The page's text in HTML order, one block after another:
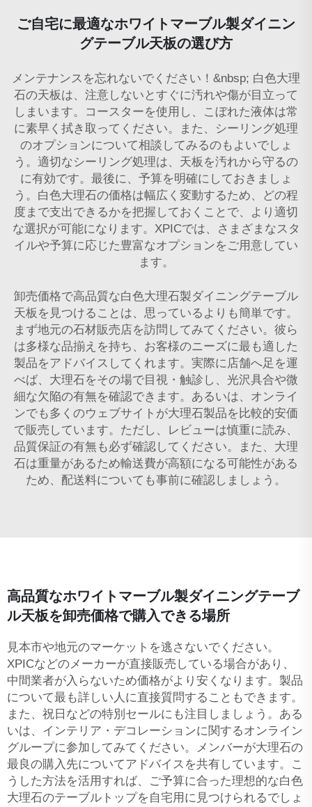
ご自宅に最適なホワイトマーブル製ダイニン
グテーブル天板の選び方
メンテナンスを忘れないでください！&nbsp; 白色大理
石の天板は、注意しないとすぐに汚れや傷が目立って
しまいます。コースターを使用し、こぼれた液体は常
に素早く拭き取ってください。また、シーリング処理
のオプションについて相談してみるのもよいでしょ
う。適切なシーリング処理は、天板を汚れから守るの
に有効です。最後に、予算を明確にしておきましょ
う。白色大理石の価格は幅広く変動するため、どの程
度まで支出できるかを把握しておくことで、より適切
な選択が可能になります。XPICでは、さまざまなスタ
イルや予算に応じた豊富なオプションをご用意してい
ます。
卸売価格で高品質な白色大理石製ダイニングテーブル
天板を見つけることは、思っているよりも簡単です。
まず地元の石材販売店を訪問してみてください。彼ら
は多様な品揃えを持ち、お客様のニーズに最も適した
製品をアドバイスしてくれます。実際に店舗へ足を運
べば、大理石をその場で目視・触診し、光沢具合や微
細な欠陥の有無を確認できます。あるいは、オンライ
ンでも多くのウェブサイトが大理石製品を比較的安価
で販売しています。ただし、レビューは慎重に読み、
品質保証の有無も必ず確認してください。また、大理
石は重量があるため輸送費が高額になる可能性がある
ため、配送料についても事前に確認しましょう。
高品質なホワイトマーブル製ダイニングテーブ
ル天板を卸売価格で購入できる場所
見本市や地元のマーケットを逃さないでください。
XPICなどのメーカーが直接販売している場合があり、
中間業者が入らないため価格がより安くなります。製品
について最も詳しい人に直接質問することもできます。
また、祝日などの特別セールにも注目しましょう。ある
いは、インテリア・デコレーションに関するオンライン
グループに参加してみてください。メンバーが大理石の
最良の購入先についてアドバイスを共有しています。こ
うした方法を活用すれば、ご予算に合った理想的な白色
大理石のテーブルトップを自宅用に見つけられるでしょ